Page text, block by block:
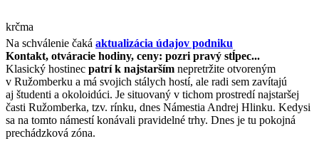
krčma
Na schválenie čaká aktualizácia údajov podniku
Kontakt, otváracie hodiny, ceny: pozri pravý stĺpec...
Klasický hostinec patrí k najstarším nepretržite otvoreným
v Ružomberku a má svojich stálych hostí, ale radi sem zavítajú
aj študenti a okoloidúci. Je situovaný v tichom prostredí najstaršej
časti Ružomberka, tzv. rínku, dnes Námestia Andrej Hlinku. Kedysi
sa na tomto námestí konávali pravidelné trhy. Dnes je tu pokojná
prechádzková zóna.